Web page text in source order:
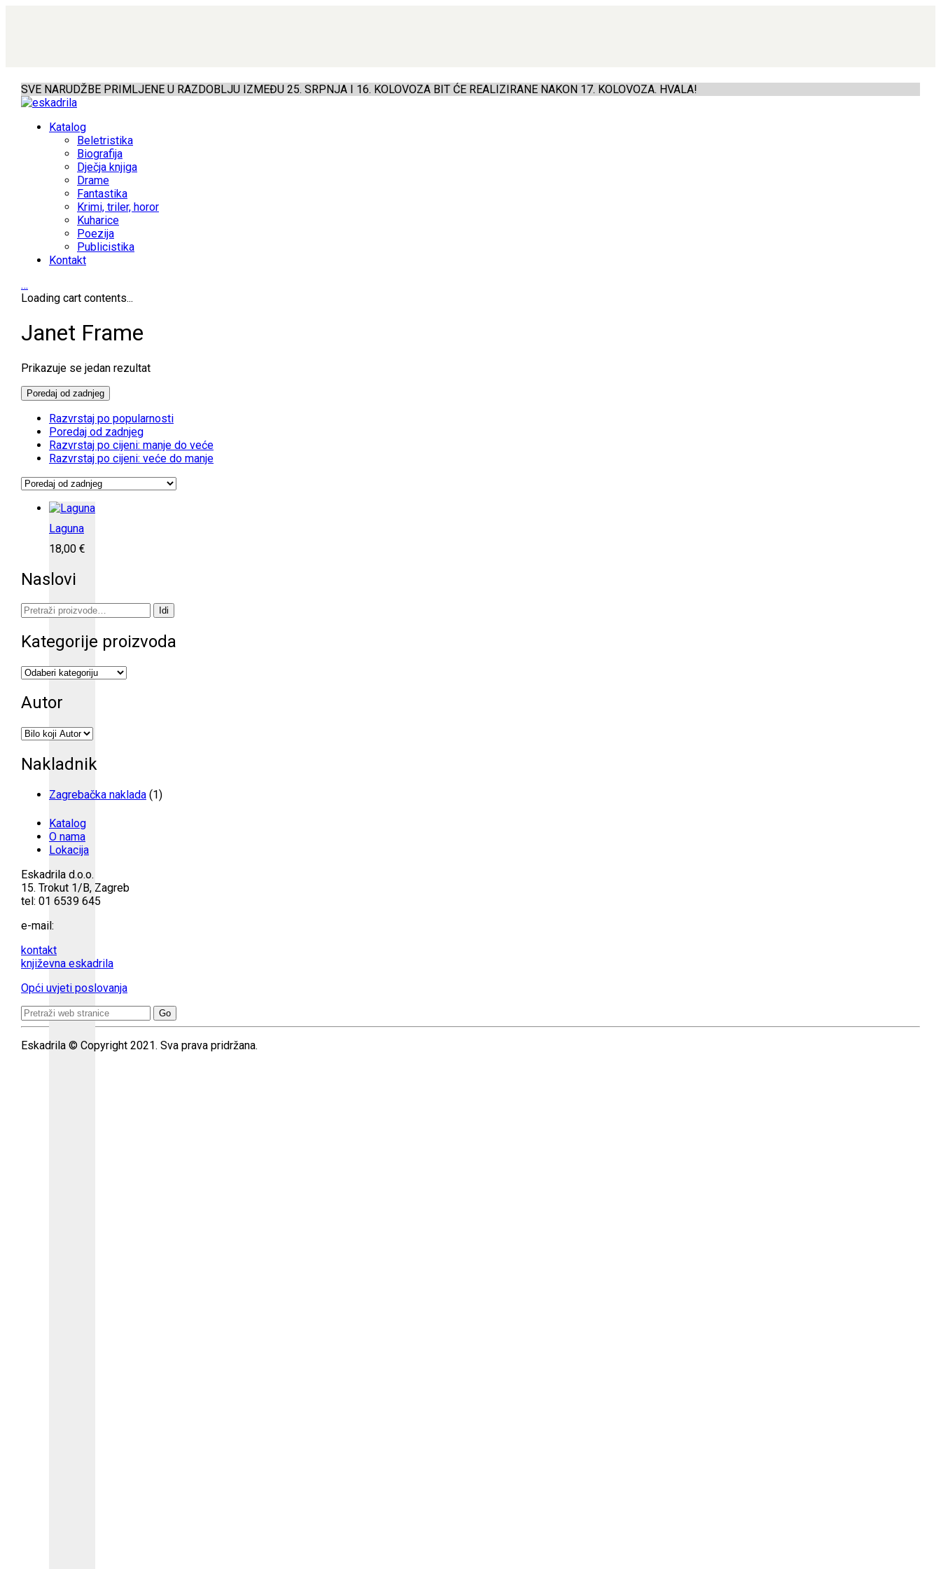
SVE NARUDŽBE PRIMLJENE U RAZDOBLJU IZMEĐU 25. SRPNJA I 16. KOLOVOZA BIT ĆE REALIZIRANE NAKON 17. KOLOVOZA. HVALA!
Katalog
Beletristika
Biografija
Dječja knjiga
Drame
Fantastika
Krimi, triler, horor
Kuharice
Poezija
Publicistika
Kontakt
…
Loading cart contents...
Janet Frame
Prikazuje se jedan rezultat
Poredaj od zadnjeg
Razvrstaj po popularnosti
Poredaj od zadnjeg
Razvrstaj po cijeni: manje do veće
Razvrstaj po cijeni: veće do manje
Laguna
18,00 €
Naslovi
Pretraži: Idi
Kategorije proizvoda
Autor
Nakladnik
Zagrebačka naklada (1)
Katalog
O nama
Lokacija
Eskadrila d.o.o.
15. Trokut 1/B, Zagreb
tel: 01 6539 645
e-mail:
kontakt
književna eskadrila
Opći uvjeti poslovanja
Search
for:
Eskadrila © Copyright 2021. Sva prava pridržana.